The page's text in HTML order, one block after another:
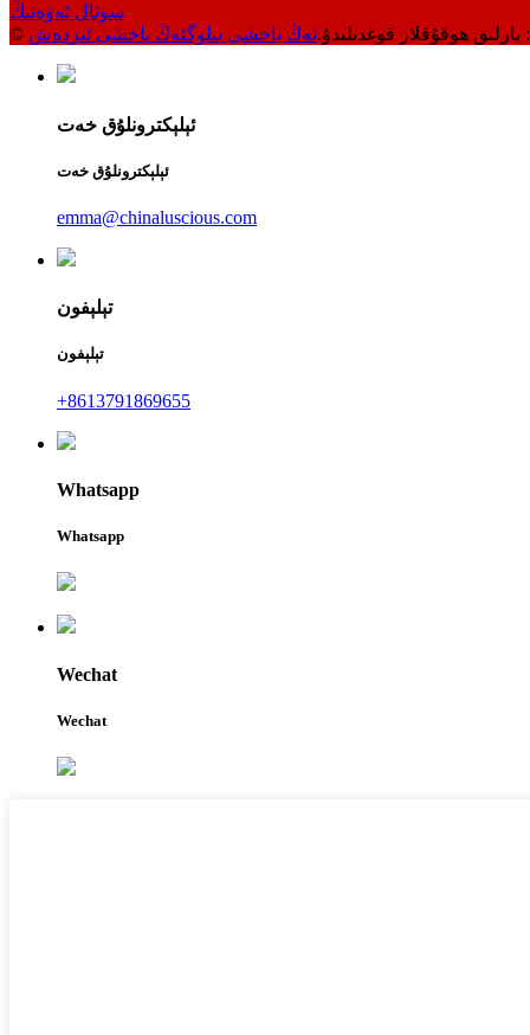
سوئال ئەۋەتىڭ
ئەڭ ياخشى بىلوگئەڭ ياخشى ئىزدەش
ئېلېكترونلۇق خەت
ئېلېكترونلۇق خەت
emma@chinaluscious.com
تېلېفون
تېلېفون
+8613791869655
Whatsapp
Whatsapp
Wechat
Wechat